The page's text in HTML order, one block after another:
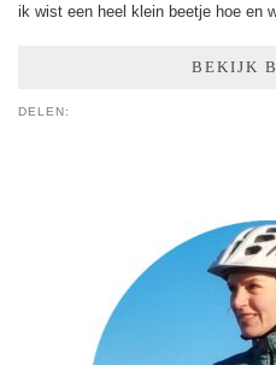
ik wist een heel klein beetje hoe en
BEKIJK
DELEN: